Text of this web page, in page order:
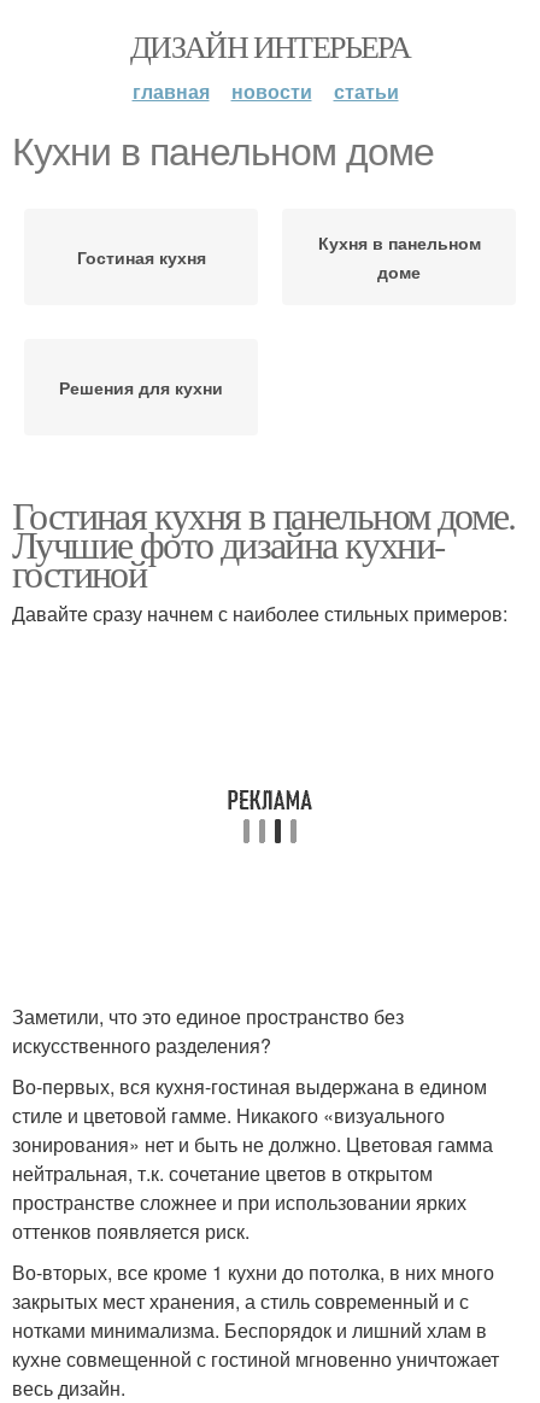
ДИЗАЙН ИНТЕРЬЕРА
главная новости статьи
Кухни в панельном доме
Гостиная кухня
Кухня в панельном
доме
Решения для кухни
Гостиная кухня в панельном доме.
Лучшие фото дизайна кухни-
гостиной
Давайте сразу начнем с наиболее стильных примеров:
Заметили, что это единое пространство без
искусственного разделения?
Во-первых, вся кухня-гостиная выдержана в едином
стиле и цветовой гамме. Никакого «визуального
зонирования» нет и быть не должно. Цветовая гамма
нейтральная, т.к. сочетание цветов в открытом
пространстве сложнее и при использовании ярких
оттенков появляется риск.
Во-вторых, все кроме 1 кухни до потолка, в них много
закрытых мест хранения, а стиль современный и с
нотками минимализма. Беспорядок и лишний хлам в
кухне совмещенной с гостиной мгновенно уничтожает
весь дизайн.